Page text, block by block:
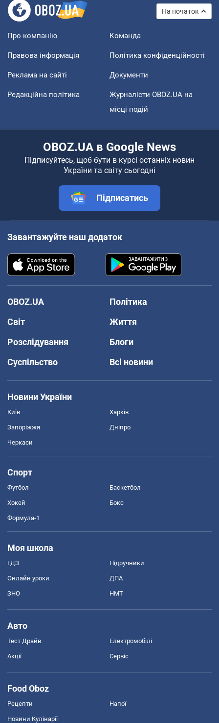
На початок
Про компанію Команда
Правова інформація Політика конфіденційності
Реклама на сайті Документи
Редакційна політика
Журналісти OBOZ.UA на
місці подій
OBOZ.UA в Google News
Підписуйтесь, щоб бути в курсі останніх новин
України та світу сьогодні
Підписатись
Завантажуйте наш додаток
OBOZ.UA
Політика
Світ
Життя
Розслідування
Блоги
Суспільство
Всі новини
Новини України
Київ Харків
Запоріжжя Дніпро
Черкаси
Спорт
Футбол Баскетбол
Хокей Бокс
Формула-1
Моя школа
ГДЗ Підручники
Онлайн уроки ДПА
ЗНО НМТ
Авто
Тест Драйв Електромобілі
Акції Сервіс
Food Oboz
Рецепти Напої
Новини Кулінарії